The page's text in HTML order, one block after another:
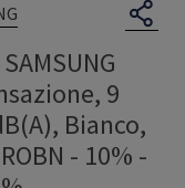
9
Bianco,
- 10% -